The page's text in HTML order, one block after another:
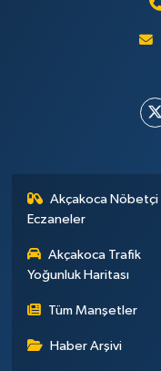
Akçakoca Nöbetçi
Eczaneler
Akçakoca Trafik
Yoğunluk Haritası
Tüm Manşetler
Haber Arşivi